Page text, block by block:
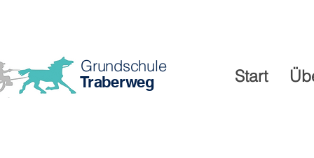
Grundschule
Traberweg Start